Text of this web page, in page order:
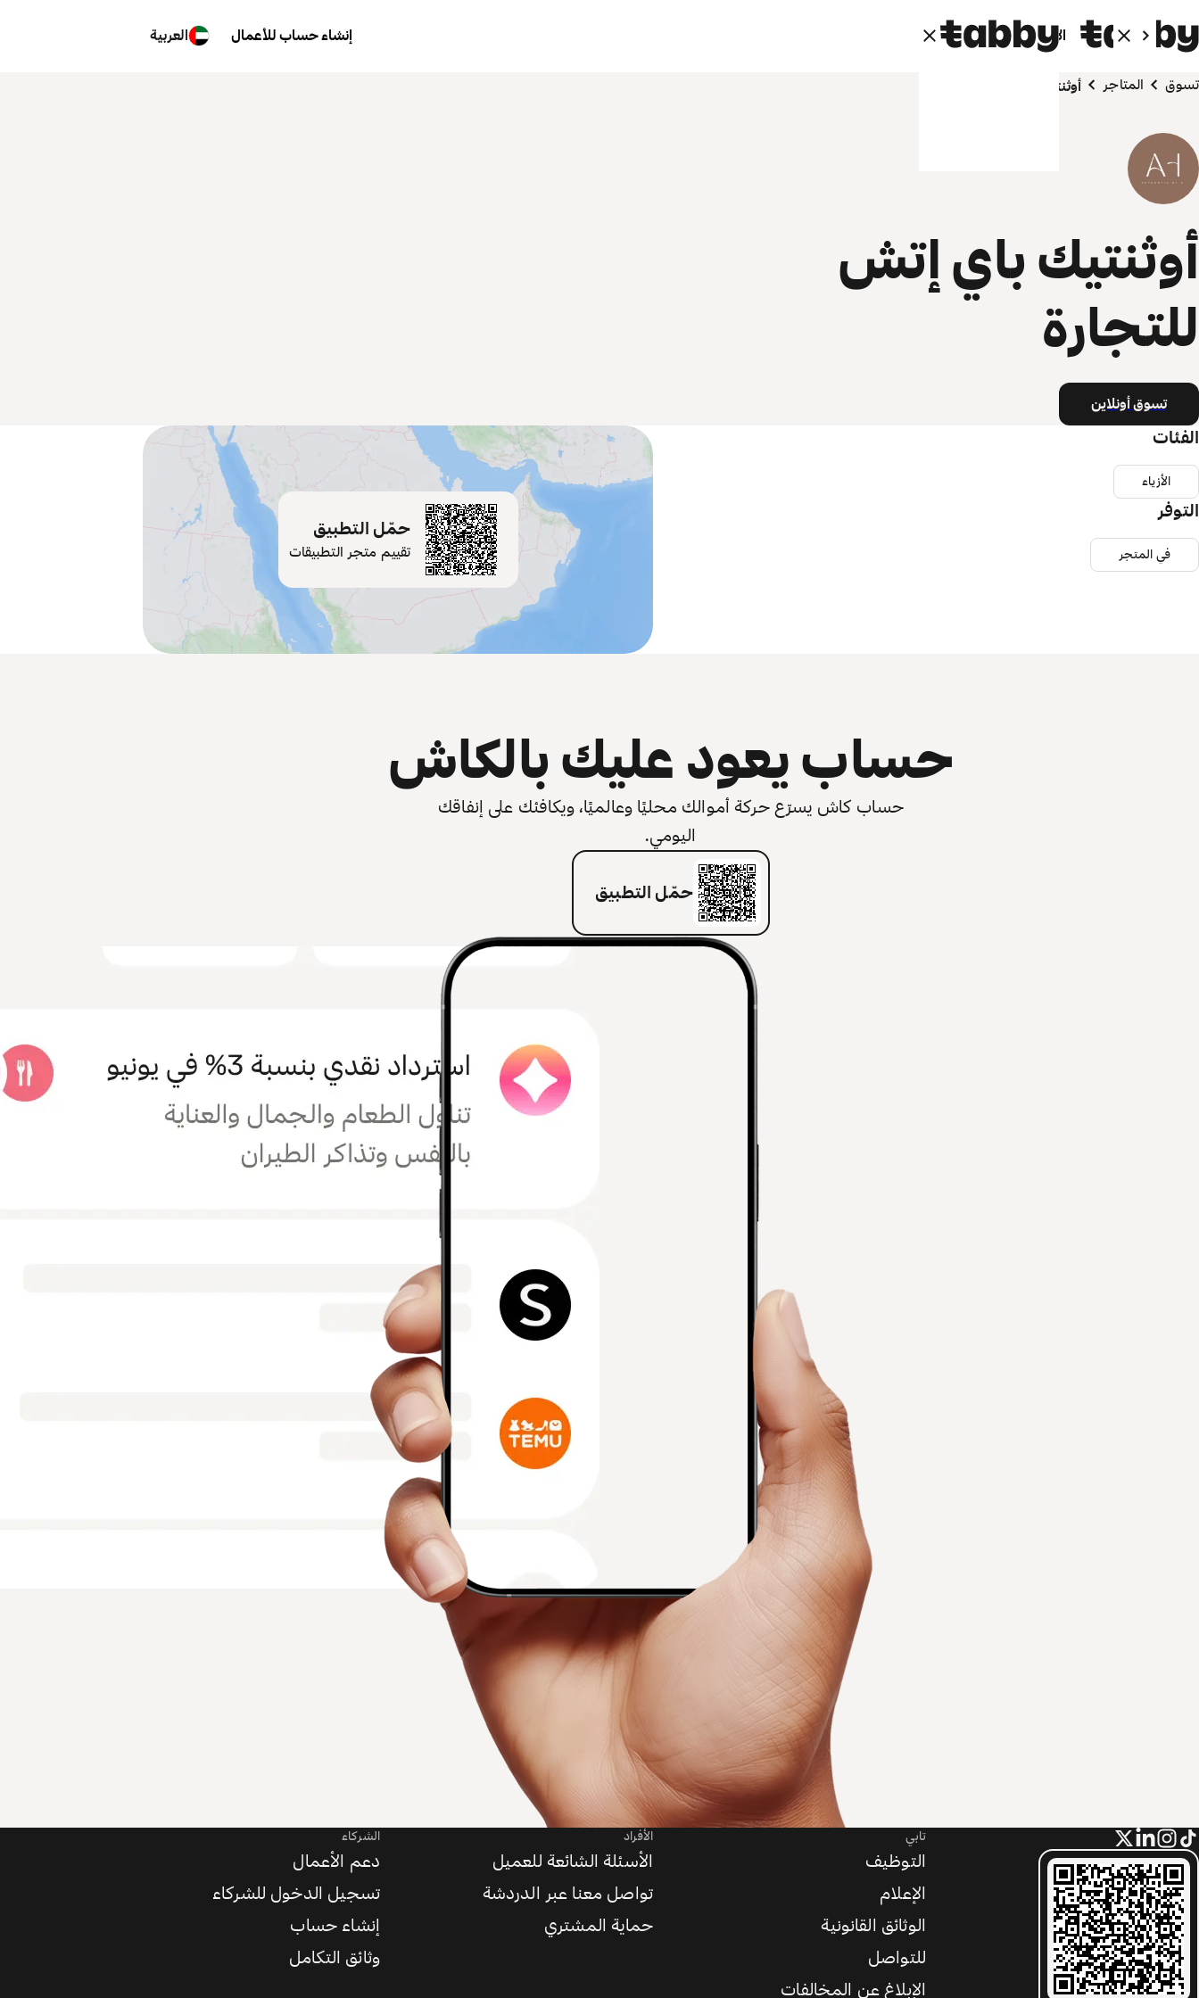
الأفراد الشركاء إنشاء حساب للأعمال العربية
تسوق المتاجر أوثنتيك باي إتش للتجارة
أوثنتيك باي إتش
للتجارة
تسوق أونلاين
حمّل التطبيق
تقييم متجر التطبيقات
الفئات
الأزياء
التوفر
في المتجر
حساب يعود عليك بالكاش
حساب كاش يسرّع حركة أموالك محليًا وعالميًا، ويكافئك على إنفاقك
اليومي.
حمّل التطبيق
تابي
التوظيف
الإعلام
الوثائق القانونية
للتواصل
الإبلاغ عن المخالفات
الأفراد
الأسئلة الشائعة للعميل
تواصل معنا عبر الدردشة
حماية المشتري
الشركاء
دعم الأعمال
تسجيل الدخول للشركاء
إنشاء حساب
وثائق التكامل